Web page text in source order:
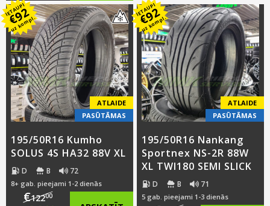
price
was:
€109.00.
Current
price
is:
€86.00.
was:
€111.00.
price
is:
€88.00.
IETAUPI
€92
uz kompl.
ATLAIDE
PASŪTĀMAS
195/50R16 Kumho
SOLUS 4S HA32 88V XL
D B 72
8+ gab. pieejami 1-2 dienās
€12200
IETAUPI
€92
uz kompl.
ATLAIDE
PASŪTĀMAS
195/50R16 Nankang
Sportnex NS-2R 88W
XL TWI180 SEMI SLICK
D B 71
5 gab. pieejami 1-3 dienās